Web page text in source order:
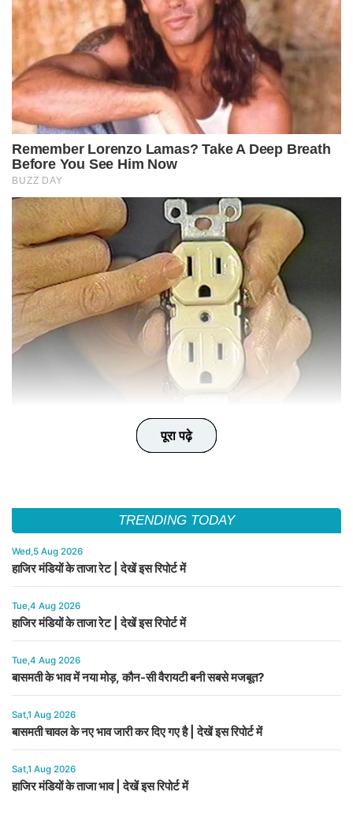
पूरा पढ़े
पूरा पढ़े
पूरा पढ़े
पूरा पढ़े
पूरा पढ़े
TRENDING TODAY
Wed,5 Aug 2026
हाजिर मंडियों के ताजा रेट | देखें इस रिपोर्ट में
Tue,4 Aug 2026
हाजिर मंडियों के ताजा रेट | देखें इस रिपोर्ट में
Tue,4 Aug 2026
बासमती के भाव में नया मोड़, कौन-सी वैरायटी बनी सबसे मजबूत?
Sat,1 Aug 2026
बासमती चावल के नए भाव जारी कर दिए गए है | देखें इस रिपोर्ट में
Sat,1 Aug 2026
हाजिर मंडियों के ताजा भाव | देखें इस रिपोर्ट में